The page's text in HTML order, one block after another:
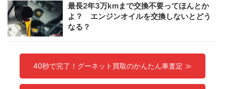
最長2年3万kmまで交換不要ってほんとか
よ？ エンジンオイルを交換しないとどう
なる？
40秒で完了！グーネット買取のかんたん車査定 ≫